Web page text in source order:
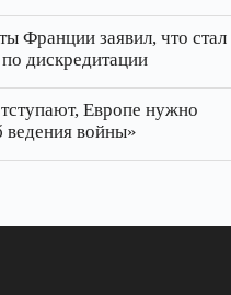
Франции заявил, что стал
дискредитации
Европе нужно
ведения войны»